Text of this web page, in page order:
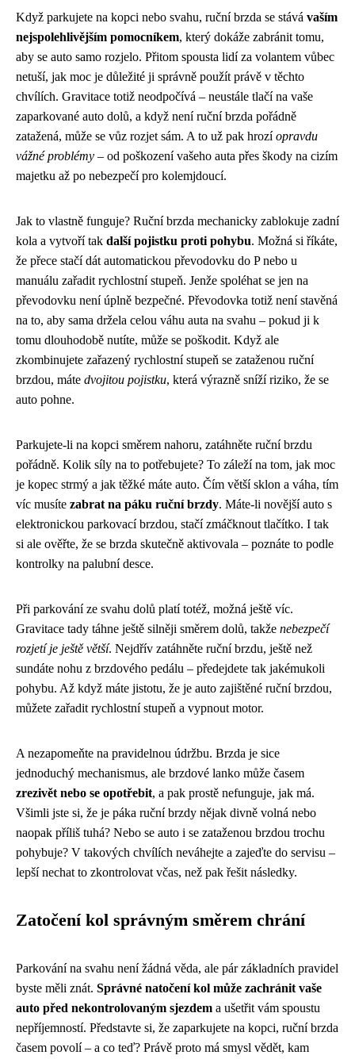
Když parkujete na kopci nebo svahu, ruční brzda se stává vaším
nejspolehlivějším pomocníkem, který dokáže zabránit tomu,
aby se auto samo rozjelo. Přitom spousta lidí za volantem vůbec
netuší, jak moc je důležité ji správně použít právě v těchto
chvílích. Gravitace totiž neodpočívá – neustále tlačí na vaše
zaparkované auto dolů, a když není ruční brzda pořádně
zatažená, může se vůz rozjet sám. A to už pak hrozíopravdu
vážné problémy – od poškození vašeho auta přes škody na cizím
majetku až po nebezpečí pro kolemjdoucí.
Jak to vlastně funguje? Ruční brzda mechanicky zablokuje zadní
kola a vytvoří tak další pojistku proti pohybu. Možná si říkáte,
že přece stačí dát automatickou převodovku do P nebo u
manuálu zařadit rychlostní stupeň. Jenže spoléhat se jen na
převodovku není úplně bezpečné. Převodovka totiž není stavěná
na to, aby sama držela celou váhu auta na svahu – pokud ji k
tomu dlouhodobě nutíte, může se poškodit. Když ale
zkombinujete zařazený rychlostní stupeň se zataženou ruční
brzdou, máte dvojitou pojistku, která výrazně sníží riziko, že se
auto pohne.
Parkujete-li na kopci směrem nahoru, zatáhněte ruční brzdu
pořádně. Kolik síly na to potřebujete? To záleží na tom, jak moc
je kopec strmý a jak těžké máte auto. Čím větší sklon a váha, tím
víc musíte zabrat na páku ruční brzdy. Máte-li novější auto s
elektronickou parkovací brzdou, stačí zmáčknout tlačítko. I tak
si ale ověřte, že se brzda skutečně aktivovala – poznáte to podle
kontrolky na palubní desce.
Při parkování ze svahu dolů platí totéž, možná ještě víc.
Gravitace tady táhne ještě silněji směrem dolů, takže nebezpečí
rozjetí je ještě větší. Nejdřív zatáhněte ruční brzdu, ještě než
sundáte nohu z brzdového pedálu – předejdete tak jakémukoli
pohybu. Až když máte jistotu, že je auto zajištěné ruční brzdou,
můžete zařadit rychlostní stupeň a vypnout motor.
A nezapomeňte na pravidelnou údržbu. Brzda je sice
jednoduchý mechanismus, ale brzdové lanko může časem
zrezivět nebo se opotřebit, a pak prostě nefunguje, jak má.
Všimli jste si, že je páka ruční brzdy nějak divně volná nebo
naopak příliš tuhá? Nebo se auto i se zataženou brzdou trochu
pohybuje? V takových chvílích neváhejte a zajeďte do servisu –
lepší nechat to zkontrolovat včas, než pak řešit následky.
Zatočení kol správným směrem chrání
Parkování na svahu není žádná věda, ale pár základních pravidel
byste měli znát. Správné natočení kol může zachránit vaše
auto před nekontrolovaným sjezdem a ušetřit vám spoustu
nepříjemností. Představte si, že zaparkujete na kopci, ruční brzda
časem povolí – a co teď? Právě proto má smysl vědět, kam